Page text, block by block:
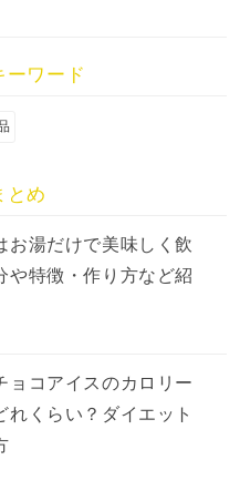
ーワード
とめ
お湯だけで美味しく飲
や特徴・作り方など紹
ョコアイスのカロリー
れくらい？ダイエット